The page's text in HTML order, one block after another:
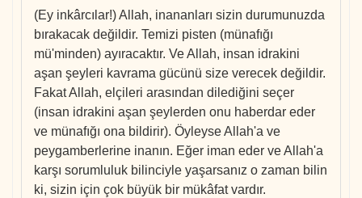
(Ey inkârcılar!) Allah, inananları sizin durumunuzda
bırakacak değildir. Temizi pisten (münafığı
mü'minden) ayıracaktır. Ve Allah, insan idrakini
aşan şeyleri kavrama gücünü size verecek değildir.
Fakat Allah, elçileri arasından dilediğini seçer
(insan idrakini aşan şeylerden onu haberdar eder
ve münafığı ona bildirir). Öyleyse Allah'a ve
peygamberlerine inanın. Eğer iman eder ve Allah'a
karşı sorumluluk bilinciyle yaşarsanız o zaman bilin
ki, sizin için çok büyük bir mükâfat vardır.